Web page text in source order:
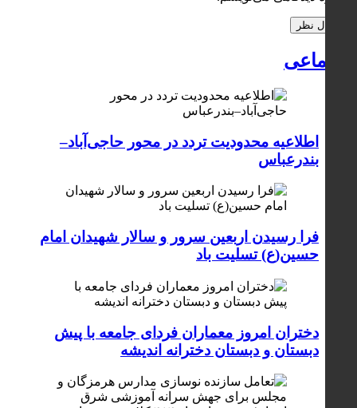
اجتماعی
اطلاعیه محدودیت تردد در محور حاجی‌آباد–
بندرعباس
فرا رسیدن اربعین سرور و سالار شهیدان امام
حسین(ع) تسلیت باد
دختران امروز معماران فردای جامعه با پیش
دبستان و دبستان دخترانه اندیشه